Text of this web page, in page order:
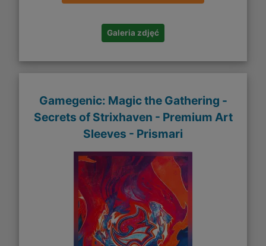
Galeria zdjęć
Gamegenic: Magic the Gathering -
Secrets of Strixhaven - Premium Art
Sleeves - Prismari